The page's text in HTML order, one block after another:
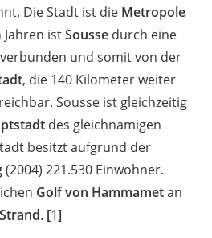
Die Stadt ist die Metropole
Jahren istSousse durch eine
verbunden und somit von der
, die 140 Kilometer weiter
Sousse ist gleichzeitig
des gleichnamigen
besitzt aufgrund der
(2004) 221.530 Einwohner.
Golf von Hammametan
. [1]